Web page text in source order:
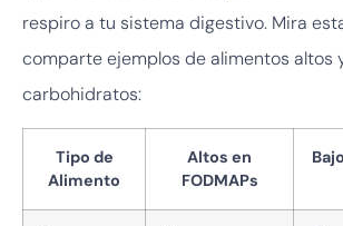
respiro a tu sistema digestivo. Mira
comparte ejemplos de alimentos altos
carbohidratos:
Tipo de
Alimento
Altos en
FODMAPs